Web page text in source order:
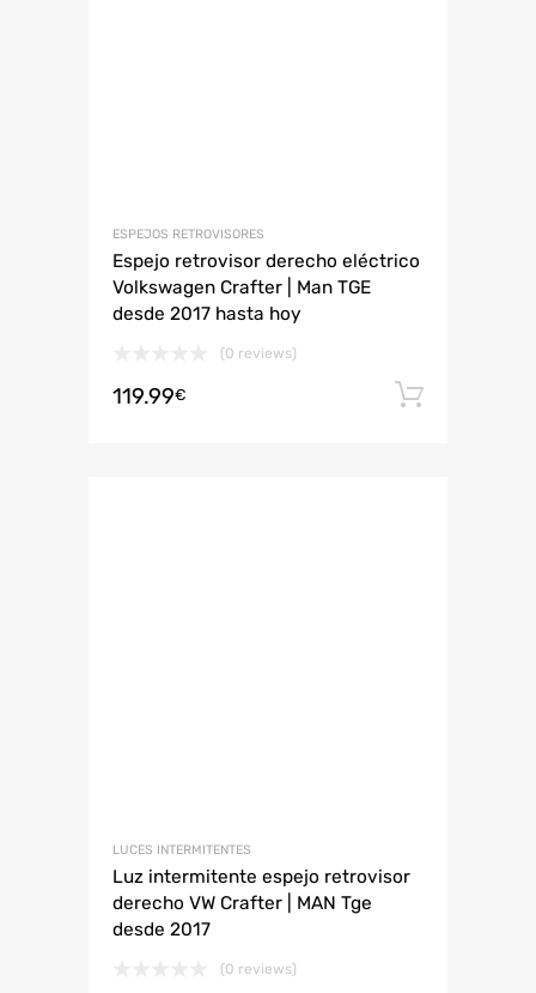
ESPEJOS RETROVISORES
Espejo retrovisor derecho eléctrico
Volkswagen Crafter | Man TGE
desde 2017 hasta hoy
(0 reviews)
119.99€
LUCES INTERMITENTES
Luz intermitente espejo retrovisor
derecho VW Crafter | MAN Tge
desde 2017
(0 reviews)